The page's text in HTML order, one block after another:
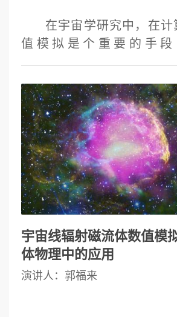
在宇宙学研究中，在计
值模拟是个重要的手段
（Millennium Simulation）
模拟动用了21603个粒子参
暗物质模型下的星系形成
图为观测提供比照对象，
宙学理论，解释斯隆等大
果，并回答宇宙的演化与
物质与暗能量的性质等基本
宇宙线辐射磁流体数值模
体物理中的应用
演讲人：郭福来